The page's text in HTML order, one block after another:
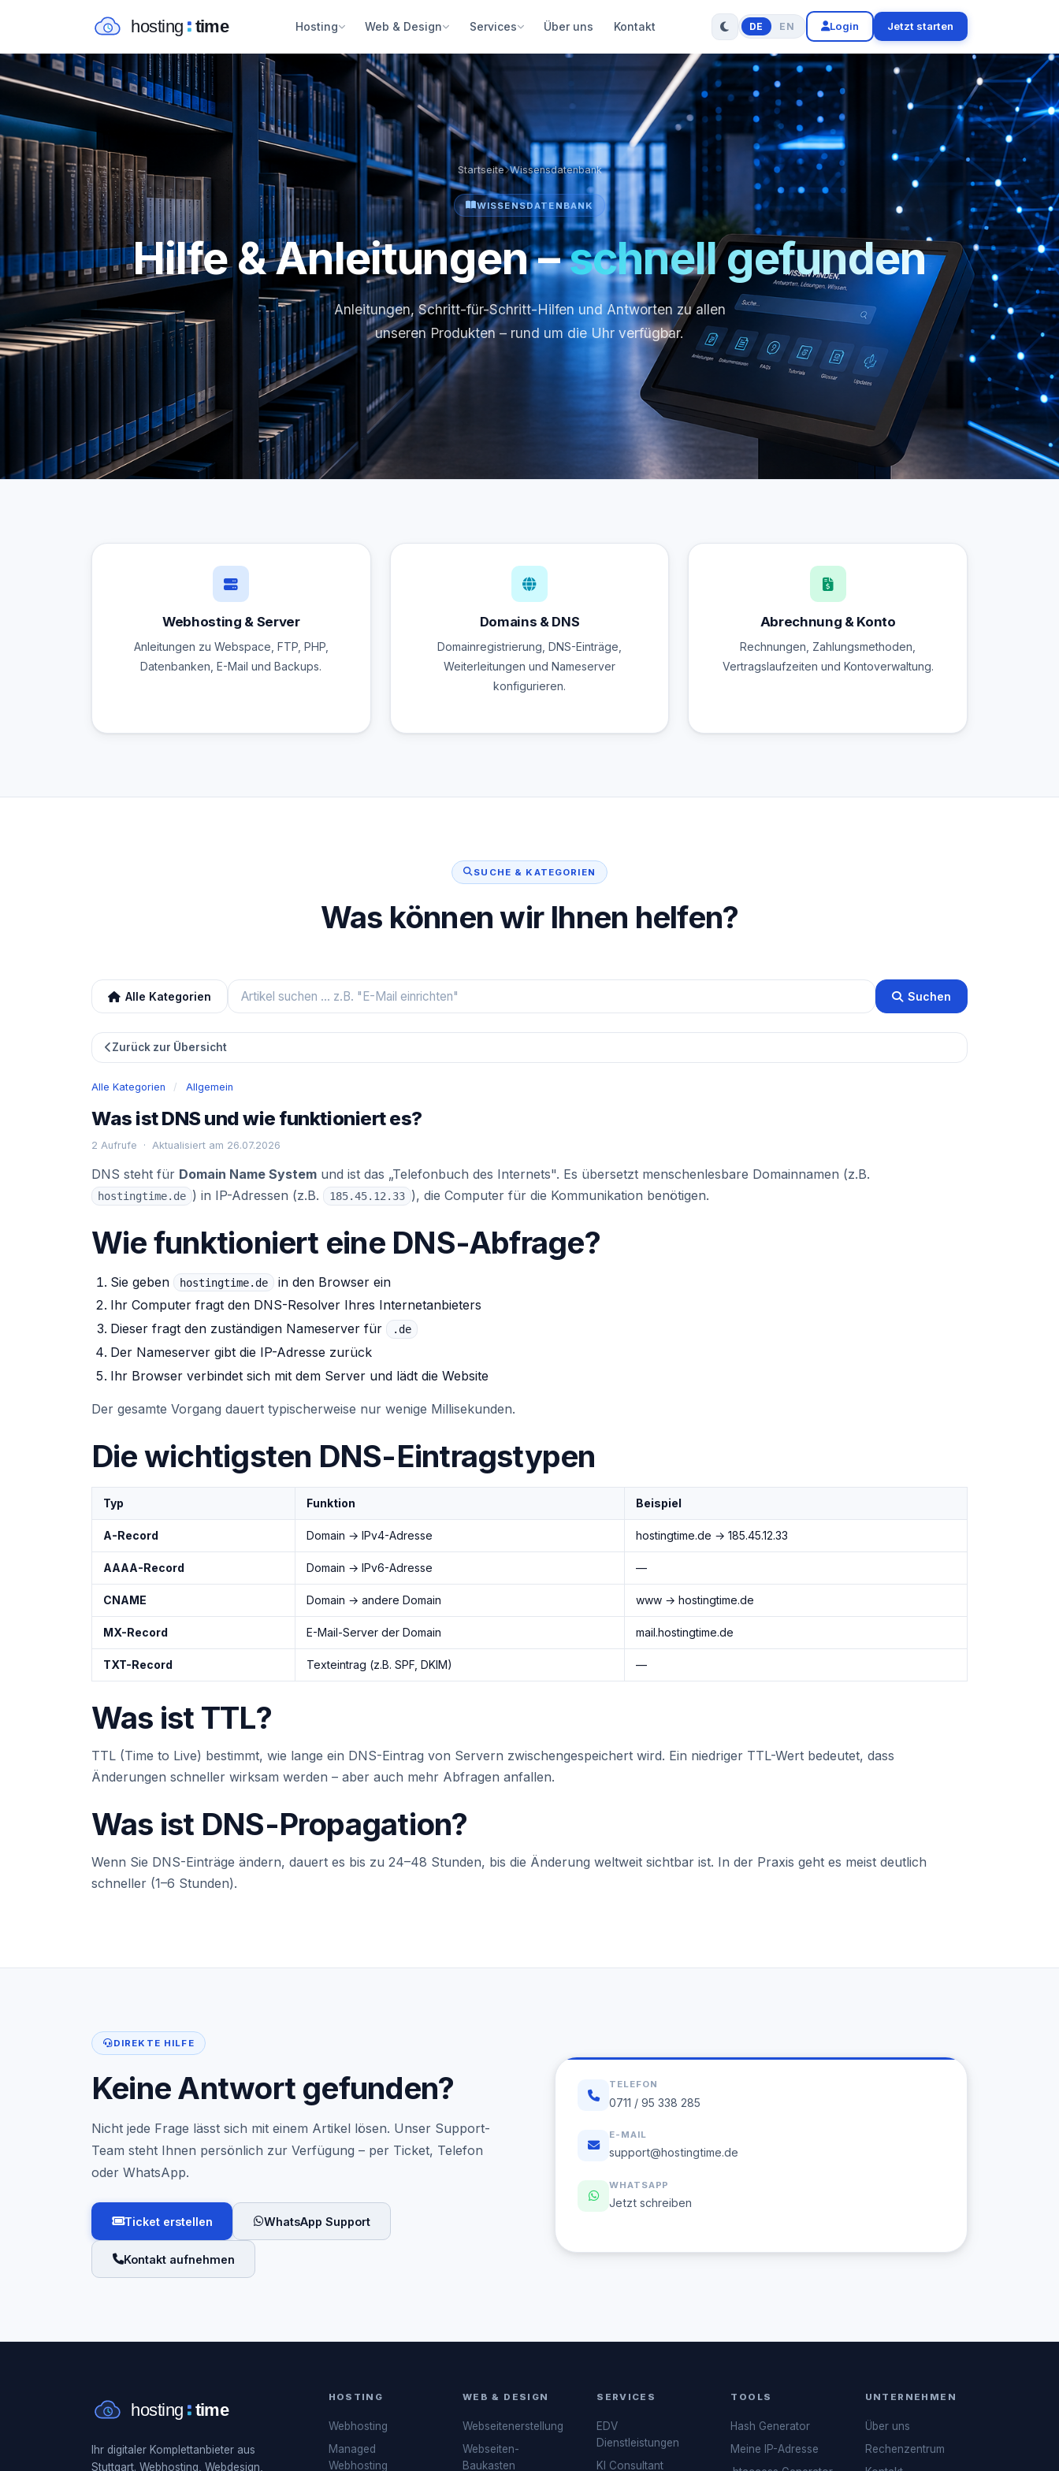
Hosting Web & Design Services Über uns Kontakt DE EN Login Jetzt starten
Startseite Wissensdatenbank
WISSENSDATENBANK
Hilfe & Anleitungen –schnell gefunden
Anleitungen, Schritt-für-Schritt-Hilfen und Antworten zu allen
unseren Produkten – rund um die Uhr verfügbar.
Webhosting & Server
Anleitungen zu Webspace, FTP, PHP,
Datenbanken, E-Mail und Backups.
Domains & DNS
Domainregistrierung, DNS-Einträge,
Weiterleitungen und Nameserver
konfigurieren.
Abrechnung & Konto
Rechnungen, Zahlungsmethoden,
Vertragslaufzeiten und Kontoverwaltung.
SUCHE & KATEGORIEN
Was können wir Ihnen helfen?
Alle Kategorien Suchen
Zurück zur Übersicht
Alle Kategorien / Allgemein
Was ist DNS und wie funktioniert es?
2 Aufrufe · Aktualisiert am 26.07.2026
DNS steht für Domain Name System und ist das „Telefonbuch des Internets". Es übersetzt menschenlesbare Domainnamen (z.B.
hostingtime.de ) in IP-Adressen (z.B. 185.45.12.33 ), die Computer für die Kommunikation benötigen.
Wie funktioniert eine DNS-Abfrage?
Sie geben hostingtime.de
in den Browser ein
Ihr Computer fragt den DNS-Resolver Ihres Internetanbieters
Dieser fragt den zuständigen Nameserver für
.de
Der Nameserver gibt die IP-Adresse zurück
Ihr Browser verbindet sich mit dem Server und lädt die Website
Der gesamte Vorgang dauert typischerweise nur wenige Millisekunden.
Die wichtigsten DNS-Eintragstypen
Typ Funktion Beispiel
A-Record Domain → IPv4-Adresse hostingtime.de → 185.45.12.33
AAAA-Record Domain → IPv6-Adresse —
CNAME Domain → andere Domain www → hostingtime.de
MX-Record E-Mail-Server der Domain mail.hostingtime.de
TXT-Record Texteintrag (z.B. SPF, DKIM) —
Was ist TTL?
TTL (Time to Live) bestimmt, wie lange ein DNS-Eintrag von Servern zwischengespeichert wird. Ein niedriger TTL-Wert bedeutet, dass
Änderungen schneller wirksam werden – aber auch mehr Abfragen anfallen.
Was ist DNS-Propagation?
Wenn Sie DNS-Einträge ändern, dauert es bis zu 24–48 Stunden, bis die Änderung weltweit sichtbar ist. In der Praxis geht es meist deutlich
schneller (1–6 Stunden).
DIREKTE HILFE
Keine Antwort gefunden?
Nicht jede Frage lässt sich mit einem Artikel lösen. Unser Support-
Team steht Ihnen persönlich zur Verfügung – per Ticket, Telefon
oder WhatsApp.
Ticket erstellen WhatsApp Support
Kontakt aufnehmen
TELEFON
0711 / 95 338 285
E-MAIL
support@hostingtime.de
WHATSAPP
Jetzt schreiben
Ihr digitaler Komplettanbieter aus
Stuttgart. Webhosting, Webdesign,
HOSTING
Webhosting
Managed
Webhosting
WEB & DESIGN
Webseitenerstellung
Webseiten-
Baukasten
SERVICES
EDV
Dienstleistungen
KI Consultant
TOOLS
Hash Generator
Meine IP-Adresse
UNTERNEHMEN
Über uns
Rechenzentrum